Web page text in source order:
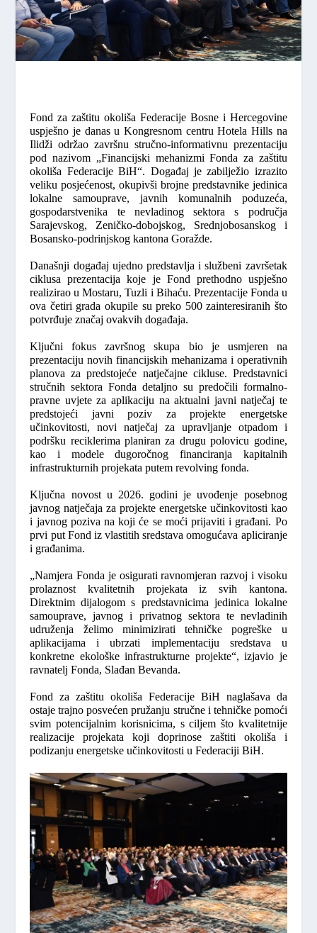
Fond za zaštitu okoliša Federacije Bosne i Hercegovine
uspješno je danas u Kongresnom centru Hotela Hills na
Ilidži održao završnu stručno-informativnu prezentaciju
pod nazivom „Financijski mehanizmi Fonda za zaštitu
okoliša Federacije BiH“. Događaj je zabilježio izrazito
veliku posjećenost, okupivši brojne predstavnike jedinica
lokalne samouprave, javnih komunalnih poduzeća,
gospodarstvenika te nevladinog sektora s područja
Sarajevskog, Zeničko-dobojskog, Srednjobosanskog i
Bosansko-podrinjskog kantona Goražde.
Današnji događaj ujedno predstavlja i službeni završetak
ciklusa prezentacija koje je Fond prethodno uspješno
realizirao u Mostaru, Tuzli i Bihaću. Prezentacije Fonda u
ova četiri grada okupile su preko 500 zainteresiranih što
potvrđuje značaj ovakvih događaja.
Ključni fokus završnog skupa bio je usmjeren na
prezentaciju novih financijskih mehanizama i operativnih
planova za predstojeće natječajne cikluse. Predstavnici
stručnih sektora Fonda detaljno su predočili formalno-
pravne uvjete za aplikaciju na aktualni javni natječaj te
predstojeći javni poziv za projekte energetske
učinkovitosti, novi natječaj za upravljanje otpadom i
podršku reciklerima planiran za drugu polovicu godine,
kao i modele dugoročnog financiranja kapitalnih
infrastrukturnih projekata putem revolving fonda.
Ključna novost u 2026. godini je uvođenje posebnog
javnog natječaja za projekte energetske učinkovitosti kao
i javnog poziva na koji će se moći prijaviti i građani. Po
prvi put Fond iz vlastitih sredstava omogućava apliciranje
i građanima.
„Namjera Fonda je osigurati ravnomjeran razvoj i visoku
prolaznost kvalitetnih projekata iz svih kantona.
Direktnim dijalogom s predstavnicima jedinica lokalne
samouprave, javnog i privatnog sektora te nevladinih
udruženja želimo minimizirati tehničke pogreške u
aplikacijama i ubrzati implementaciju sredstava u
konkretne ekološke infrastrukturne projekte“, izjavio je
ravnatelj Fonda, Slađan Bevanda.
Fond za zaštitu okoliša Federacije BiH naglašava da
ostaje trajno posvećen pružanju stručne i tehničke pomoći
svim potencijalnim korisnicima, s ciljem što kvalitetnije
realizacije projekata koji doprinose zaštiti okoliša i
podizanju energetske učinkovitosti u Federaciji BiH.